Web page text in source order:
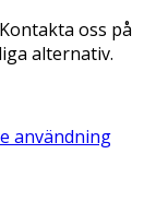
oss på
alternativ.
användning